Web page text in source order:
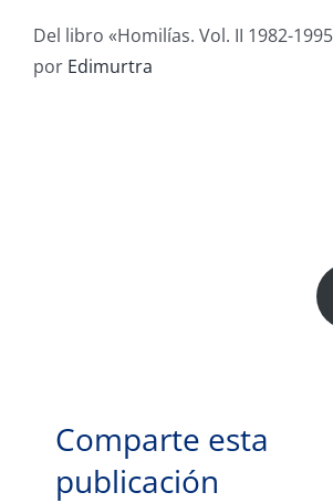
Del libro «Homilías. Vol. II 1982-
por Edimurtra
Comparte esta
publicación